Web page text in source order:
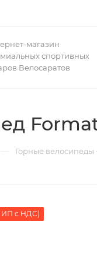
магазин
спортивных
Велосаратов
Format
— Горные велосипеды
ИП с НДС)